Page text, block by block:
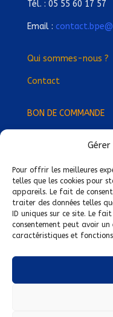
Pour offrir les meilleures
telles que les cookies pour
appareils. Le fait de
traiter des données telles
ID uniques sur ce site. Le
consentement peut avoir
caractéristiques et
Tél. : 05 55 60 17 57
Email :
Qui sommes-nous ?
Contact
BON DE COMMANDE
Devenez Délégué·e
Trouvez-nous près
Mentions légales
Conditions générales
Politique de